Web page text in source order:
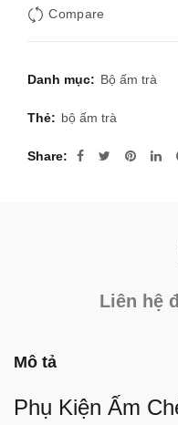
Compare
Danh mục: Bộ ấm trà
Thẻ: bộ ấm trà
Share
Liên hệ
Mô tả
Phụ Kiện Ấm